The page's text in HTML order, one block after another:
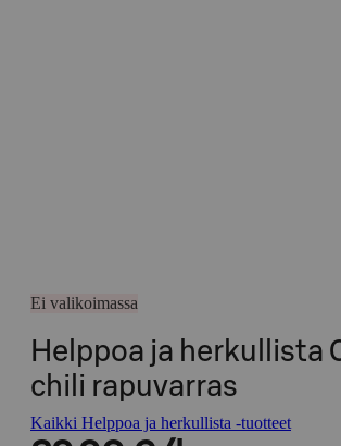
Ei valikoimassa
Helppoa ja herkullista
chili rapuvarras
Kaikki Helppoa ja herkullista -tuotteet